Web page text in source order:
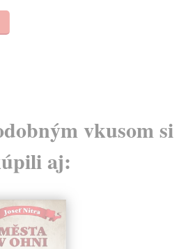
vkusom si
aj: